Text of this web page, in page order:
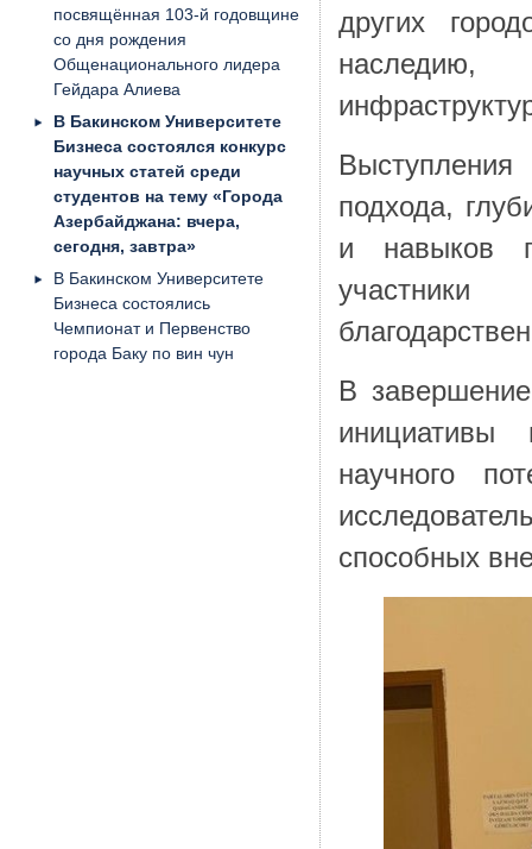
посвящённая 103-й годовщине
со дня рождения
Общенационального лидера
Гейдара Алиева
В Бакинском Университете
Бизнеса состоялся конкурс
научных статей среди
студентов на тему «Города
Азербайджана: вчера,
сегодня, завтра»
В Бакинском Университете
Бизнеса состоялись
Чемпионат и Первенство
города Баку по вин чун
других
наследию,
подхода,
и навыков
В
научного
способных